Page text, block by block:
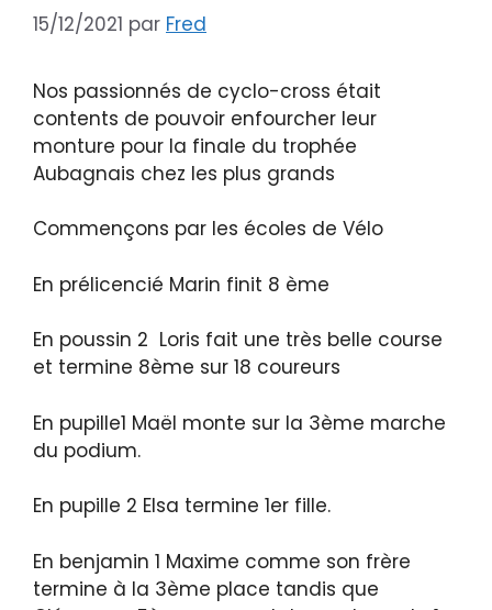
15/12/2021 par Fred
Nos passionnés de cyclo-cross était
contents de pouvoir enfourcher leur
monture pour la finale du trophée
Aubagnais chez les plus grands
Commençons par les écoles de Vélo
En prélicencié Marin finit 8 ème
En poussin 2 Loris fait une très belle course
et termine 8ème sur 18 coureurs
En pupille1 Maël monte sur la 3ème marche
du podium.
En pupille 2 Elsa termine 1er fille.
En benjamin 1 Maxime comme son frère
termine à la 3ème place tandis que